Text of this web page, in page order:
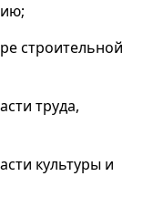
строительной
труда,
культуры и